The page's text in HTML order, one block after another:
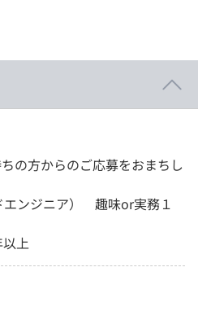
の方からのご応募をおまちし
エンジニア） 趣味or実務１
上